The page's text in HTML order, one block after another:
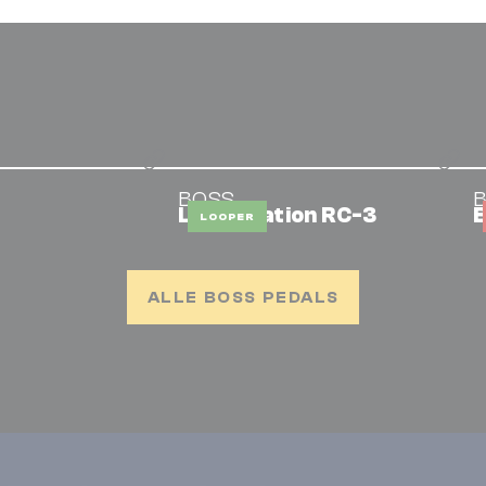
LOOPER
BOSS
Loop Station RC-3
ALLE BOSS PEDALS